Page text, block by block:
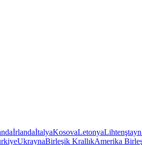
İrlandaİtalyaKosovaLetonyaLihtenştayn
UkraynaBirleşik KrallıkAmerika